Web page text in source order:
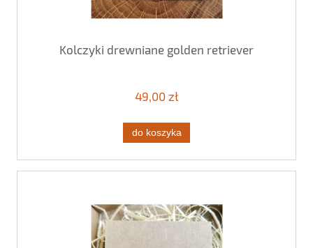
Kolczyki drewniane golden retriever
49,00 zł
do koszyka